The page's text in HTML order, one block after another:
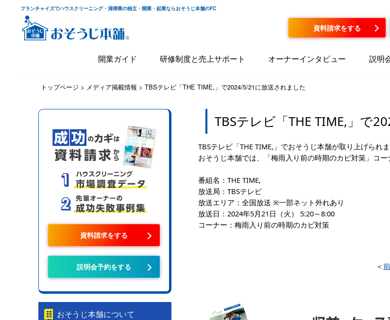
フランチャイズでハウスクリーニング・清掃業の独立・開業・起業ならおそうじ本舗のFC
資料請求をする
開業ガイド 研修制度と売上サポート オーナーインタビュー 説明
トップページ > メディア掲載情報 > TBSテレビ「THE TIME,」で2024/5/21に放送されました
資料請求をする
説明会予約をする
おそうじ本舗について
TBSテレビ「THE TIME,」で
TBSテレビ「THE TIME,」でおそうじ本舗が取り上げられま
おそうじ本舗では、「梅雨入り前の時期のカビ対策」コー
番組名：THE TIME,
放送局：TBSテレビ
放送エリア：全国放送 ※一部ネット外れあり
放送日：2024年5月21日（火） 5:20～8:00
コーナー：梅雨入り前の時期のカビ対策
＜